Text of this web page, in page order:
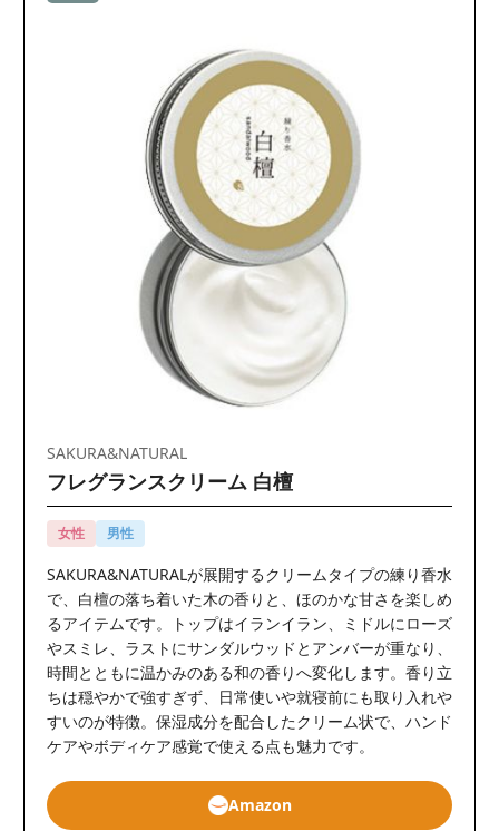
SAKURA&NATURAL
フレグランスクリーム 白檀
女性 男性
SAKURA&NATURALが展開するクリームタイプの練り香水
で、白檀の落ち着いた木の香りと、ほのかな甘さを楽しめ
るアイテムです。トップはイランイラン、ミドルにローズ
やスミレ、ラストにサンダルウッドとアンバーが重なり、
時間とともに温かみのある和の香りへ変化します。香り立
ちは穏やかで強すぎず、日常使いや就寝前にも取り入れや
すいのが特徴。保湿成分を配合したクリーム状で、ハンド
ケアやボディケア感覚で使える点も魅力です。
Amazon